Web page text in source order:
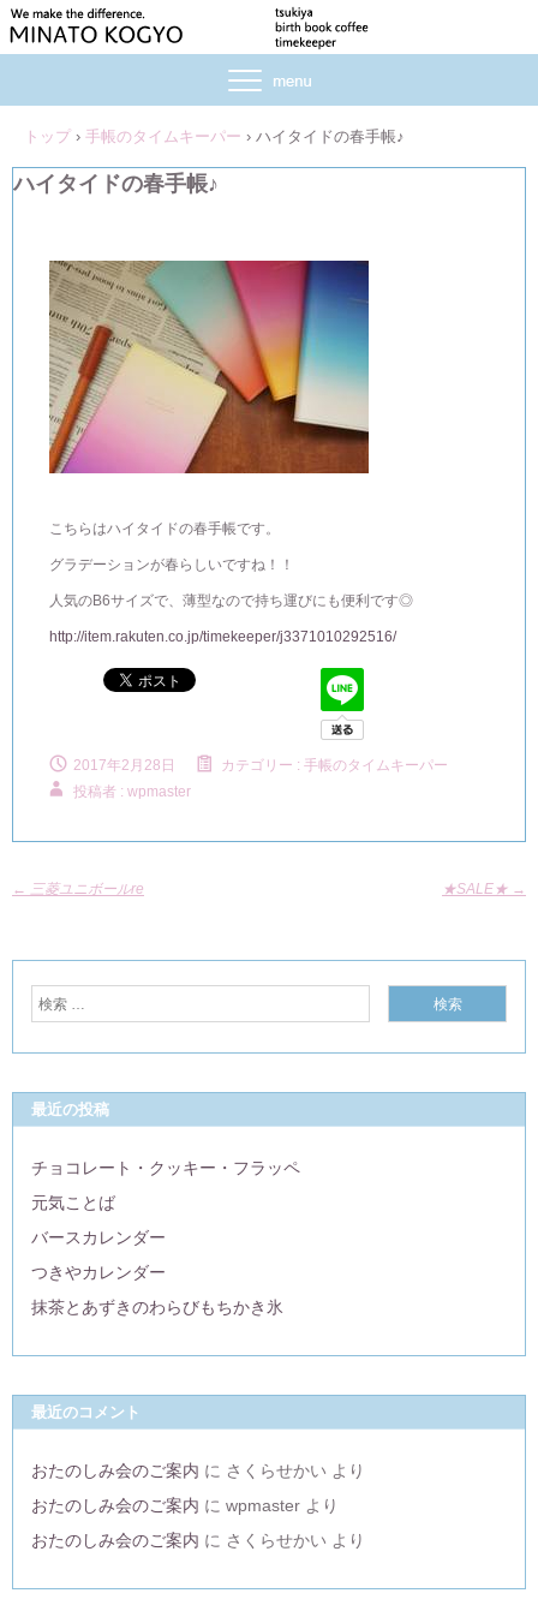
トップ › 手帳のタイムキーパー › ハイタイドの春手帳♪
ハイタイドの春手帳♪
こちらはハイタイドの春手帳です。
グラデーションが春らしいですね！！
人気のB6サイズで、薄型なので持ち運びにも便利です◎
http://item.rakuten.co.jp/timekeeper/j3371010292516/
2017年2月28日 カテゴリー : 手帳のタイムキーパー
投稿者 : wpmaster
← 三菱ユニボールre ★SALE★ →
最近の投稿
チョコレート・クッキー・フラッペ
元気ことば
バースカレンダー
つきやカレンダー
抹茶とあずきのわらびもちかき氷
最近のコメント
おたのしみ会のご案内 に さくらせかい より
おたのしみ会のご案内 に wpmaster より
おたのしみ会のご案内 に さくらせかい より